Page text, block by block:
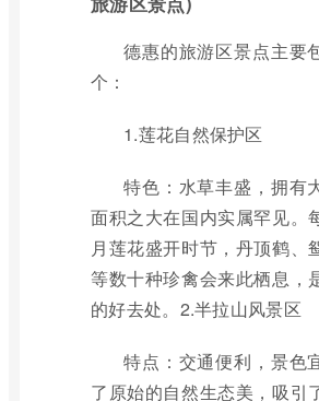
德惠的旅游区景点主要
个：
1.莲花自然保护区
特色：水草丰盛，拥有
面积之大在国内实属罕见。
月莲花盛开时节，丹顶鹤、
等数十种珍禽会来此栖息，
的好去处。2.半拉山风景区
特点：交通便利，景色
了原始的自然生态美，吸引